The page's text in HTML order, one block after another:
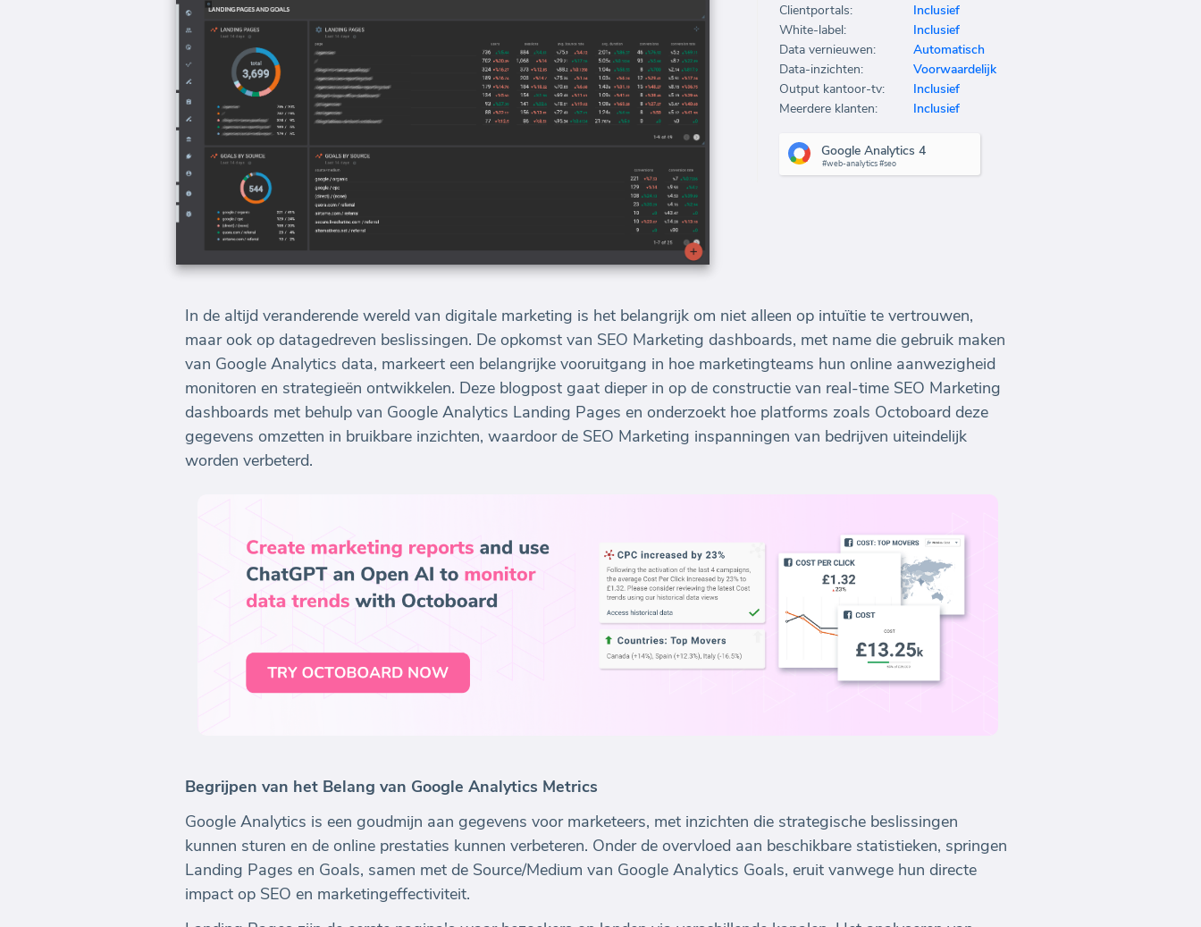
In de altijd veranderende wereld van digitale marketing is het belangrijk om niet alleen op intuïtie te vertrouwen,
maar ook op datagedreven beslissingen. De opkomst van SEO Marketing dashboards, met name die gebruik maken
van Google Analytics data, markeert een belangrijke vooruitgang in hoe marketingteams hun online aanwezigheid
monitoren en strategieën ontwikkelen. Deze blogpost gaat dieper in op de constructie van real-time SEO Marketing
dashboards met behulp van Google Analytics Landing Pages en onderzoekt hoe platforms zoals Octoboard deze
gegevens omzetten in bruikbare inzichten, waardoor de SEO Marketing inspanningen van bedrijven uiteindelijk
worden verbeterd.
Begrijpen van het Belang van Google Analytics Metrics
Google Analytics is een goudmijn aan gegevens voor marketeers, met inzichten die strategische beslissingen
kunnen sturen en de online prestaties kunnen verbeteren. Onder de overvloed aan beschikbare statistieken, springen
Landing Pages en Goals, samen met de Source/Medium van Google Analytics Goals, eruit vanwege hun directe
impact op SEO en marketingeffectiviteit.
Clientportals:
Inclusief
White-label:
Inclusief
Data vernieuwen:
Automatisch
Data-inzichten:
Voorwaardelijk
Output kantoor-tv:
Inclusief
Meerdere klanten:
Inclusief
Google Analytics 4
#web-analytics #seo